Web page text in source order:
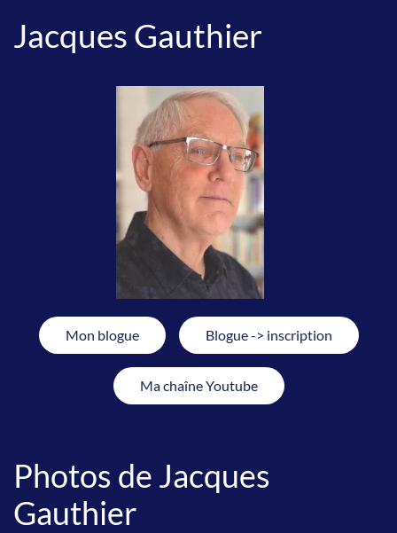
Jacques Gauthier
Mon blogue Blogue -> inscription
Ma chaîne Youtube
Photos de Jacques
Gauthier